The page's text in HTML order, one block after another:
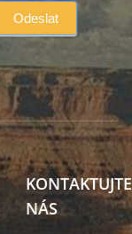
KONTAKTUJTE
NÁS